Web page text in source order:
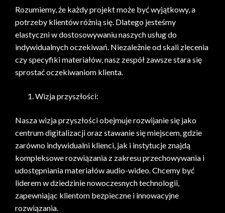
Rozumiemy, że każdy projekt może być wyjątkowy, a
potrzeby klientów różnią się. Dlatego jesteśmy
elastyczni w dostosowywaniu naszych usług do
indywidualnych oczekiwań. Niezależnie od skali zlecenia
czy specyfiki materiałów, nasz zespół zawsze stara się
sprostać oczekiwaniom klienta.
Wizja przyszłości:
Nasza wizja przyszłości obejmuje rozwijanie się jako
centrum digitalizacji oraz stawanie się miejscem, gdzie
zarówno indywidualni klienci, jak i instytucje znajdą
kompleksowe rozwiązania z zakresu przechowywania i
udostępniania materiałów audio-wideo. Chcemy być
liderem w dziedzinie nowoczesnych technologii,
zapewniając klientom bezpieczne i innowacyjne
rozwiązania.